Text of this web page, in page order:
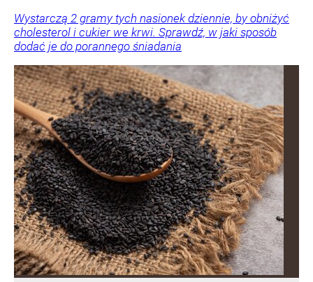
Wystarczą 2 gramy tych nasionek dziennie, by obniżyć
cholesterol i cukier we krwi. Sprawdź, w jaki sposób
dodać je do porannego śniadania